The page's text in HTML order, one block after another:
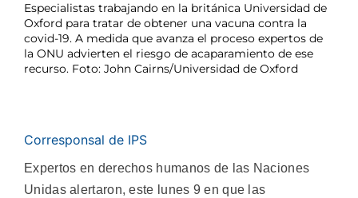
Especialistas trabajando en la británica Universidad de
Oxford para tratar de obtener una vacuna contra la
covid-19. A medida que avanza el proceso expertos de
la ONU advierten el riesgo de acaparamiento de ese
recurso. Foto: John Cairns/Universidad de Oxford
Corresponsal de IPS
Expertos en derechos humanos de las Naciones
Unidas alertaron, este lunes 9 en que las